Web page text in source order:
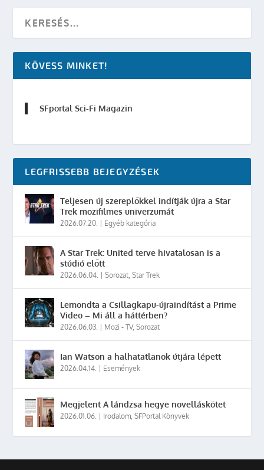
KÖVESS MINKET!
SFportal Sci-Fi Magazin
LEGFRISSEBB BEJEGYZÉSEK
Teljesen új szereplőkkel indítják újra a Star
Trek mozifilmes univerzumát
2026.07.20. Egyéb kategória
A Star Trek: United terve hivatalosan is a
stúdió előtt
2026.06.04. |Sorozat,Star Trek
Lemondta a Csillagkapu-újraindítást a Prime
Video – Mi áll a háttérben?
2026.06.03. Mozi - TV,Sorozat
Ian Watson a halhatatlanok útjára lépett
2026.04.14. Események
Megjelent A lándzsa hegye novelláskötet
2026.01.06. Irodalom,SFPortal Könyvek